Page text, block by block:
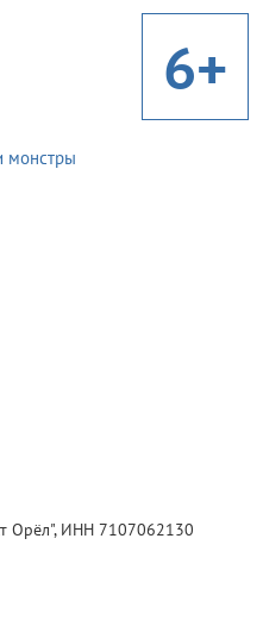
6+
монстры
Орёл", ИНН 7107062130